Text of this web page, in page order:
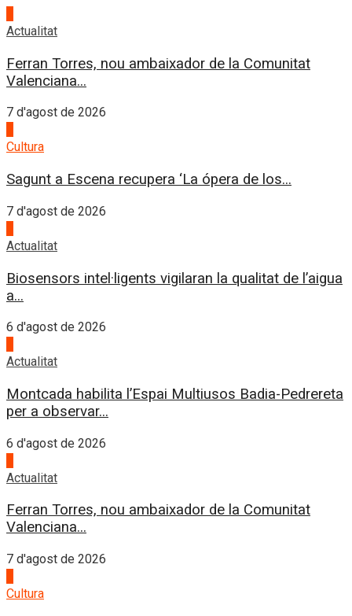
Actualitat
Ferran Torres, nou ambaixador de la Comunitat
Valenciana...
7 d'agost de 2026
Cultura
Sagunt a Escena recupera ‘La ópera de los...
7 d'agost de 2026
Actualitat
Biosensors intel·ligents vigilaran la qualitat de l’aigua
a...
6 d'agost de 2026
Actualitat
Montcada habilita l’Espai Multiusos Badia-Pedrereta
per a observar...
6 d'agost de 2026
Actualitat
Ferran Torres, nou ambaixador de la Comunitat
Valenciana...
7 d'agost de 2026
Cultura